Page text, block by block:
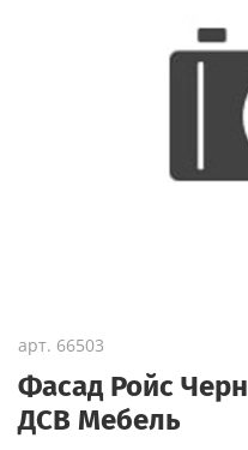
арт. 66503
Фасад Ройс
ДСВ Мебель